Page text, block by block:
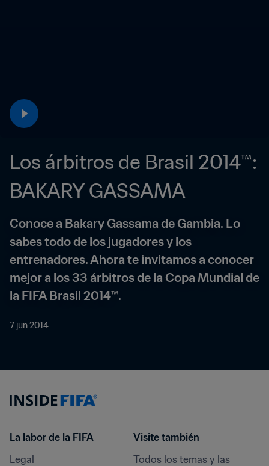
Los árbitros de Brasil 2014™:
BAKARY GASSAMA
Conoce a Bakary Gassama de Gambia. Lo
sabes todo de los jugadores y los
entrenadores. Ahora te invitamos a conocer
mejor a los 33 árbitros de la Copa Mundial de
la FIFA Brasil 2014™.
7 jun 2014
La labor de la FIFA
Legal
Visite también
Todos los temas y las